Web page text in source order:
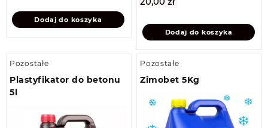
Dodaj do koszyka
Dodaj do koszyka
Pozostałe
Plastyfikator do betonu
5l
Pozostałe
Zimobet 5Kg